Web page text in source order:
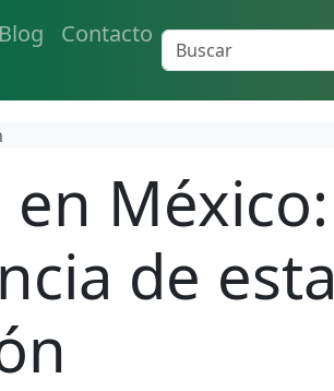
Blog Contacto
México:
de esta